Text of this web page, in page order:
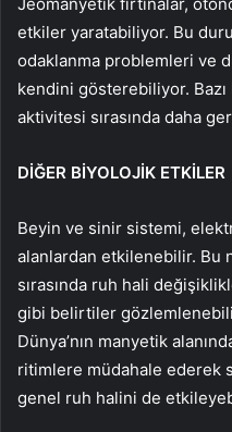
etkiler yaratabiliyor. Bu
odaklanma problemleri ve
kendini gösterebiliyor.
aktivitesi sırasında daha
DİĞER BİYOLOJİK ETKİLER
Beyin ve sinir sistemi,
alanlardan etkilenebilir. Bu
sırasında ruh hali
gibi belirtiler
Dünya’nın manyetik
ritimlere müdahale ederek
genel ruh halini de